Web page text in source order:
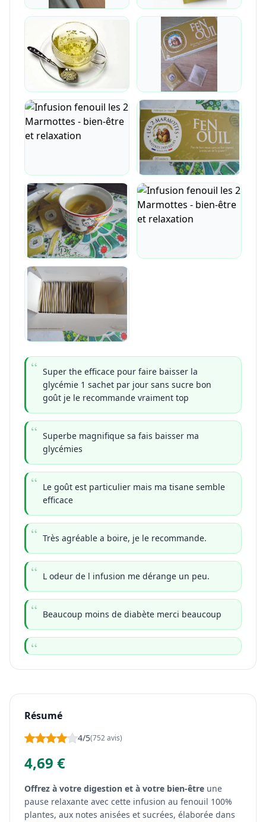
Super the efficace pour faire baisser la
glycémie 1 sachet par jour sans sucre bon
goût je le recommande vraiment top
Superbe magnifique sa fais baisser ma
glycémies
Le goût est particulier mais ma tisane semble
efficace
Très agréable a boire, je le recommande.
L odeur de l infusion me dérange un peu.
Beaucoup moins de diabète merci beaucoup
Résumé
4/5(752 avis)
4,69 €
Offrez à votre digestion et à votre bien-être une
pause relaxante avec cette infusion au fenouil 100%
plantes, aux notes anisées et sucrées, élaborée dans